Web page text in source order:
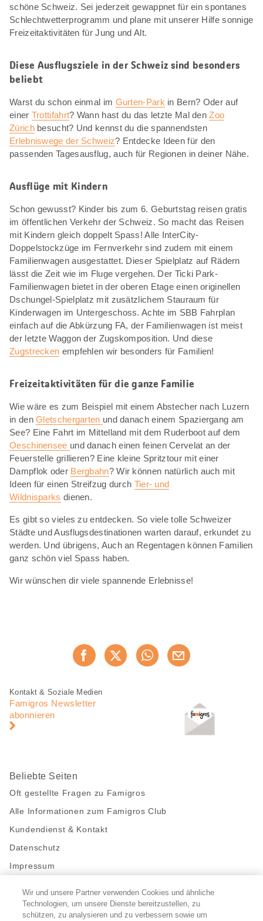
schöne Schweiz. Sei jederzeit gewappnet für ein spontanes
Schlechtwetterprogramm und plane mit unserer Hilfe sonnige
Freizeitaktivitäten für Jung und Alt.
Diese Ausflugsziele in der Schweiz sind besonders
beliebt
Warst du schon einmal im Gurten-Park in Bern? Oder auf
einer Trottifahrt? Wann hast du das letzte Mal denZoo
Zürichbesucht? Und kennst du die spannendsten
Erlebniswege der Schweiz? Entdecke Ideen für den
passenden Tagesausflug, auch für Regionen in deiner Nähe.
Ausflüge mit Kindern
Schon gewusst? Kinder bis zum 6. Geburtstag reisen gratis
im öffentlichen Verkehr der Schweiz. So macht das Reisen
mit Kindern gleich doppelt Spass! Alle InterCity-
Doppelstockzüge im Fernverkehr sind zudem mit einem
Familienwagen ausgestattet. Dieser Spielplatz auf Rädern
lässt die Zeit wie im Fluge vergehen. Der Ticki Park-
Familienwagen bietet in der oberen Etage einen originellen
Dschungel-Spielplatz mit zusätzlichem Stauraum für
Kinderwagen im Untergeschoss. Achte im SBB Fahrplan
einfach auf die Abkürzung FA, der Familienwagen ist meist
der letzte Waggon der Zugskomposition. Und diese
Zugstrecken empfehlen wir besonders für Familien!
Freizeitaktivitäten für die ganze Familie
Wie wäre es zum Beispiel mit einem Abstecher nach Luzern
in denGletschergarten und danach einem Spaziergang am
See? Eine Fahrt im Mittelland mit dem Ruderboot auf dem
Oeschinensee und danach einen feinen Cervelat an der
Feuerstelle grillieren? Eine kleine Spritztour mit einer
Dampflok oder Bergbahn? Wir können natürlich auch mit
Ideen für einen Streifzug durch Tier- und
Wildnisparks dienen.
Es gibt so vieles zu entdecken. So viele tolle Schweizer
Städte und Ausflugsdestinationen warten darauf, erkundet zu
werden. Und übrigens, Auch an Regentagen können Familien
ganz schön viel Spass haben.
Wir wünschen dir viele spannende Erlebnisse!
Jetzt weiterempfehlen
Fusszeile
Fusszeile
Navigation
Kontakt & Soziale Medien
Famigros Newsletter
abonnieren
Beliebte Seiten
Oft gestellte Fragen zu Famigros
Alle Informationen zum Famigros Club
Kundendienst & Kontakt
Datenschutz
Impressum
Bleibe mit uns in Kontakt
Facebook
https://twitter.com/migros
https://www.youtube.com/user/
PinterestInstagram
Wir und unsere Partner verwenden Cookies und ähnliche
Technologien, um unsere Dienste bereitzustellen, zu
schützen, zu analysieren und zu verbessern sowie um